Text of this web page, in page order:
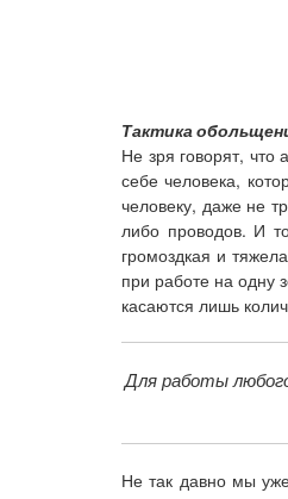
Тактика
Не зря говорят,
себе человека,
человеку, даже не
либо проводов. И
громоздкая и
при работе на одну
касаются лишь
Для работы
Не так давно мы